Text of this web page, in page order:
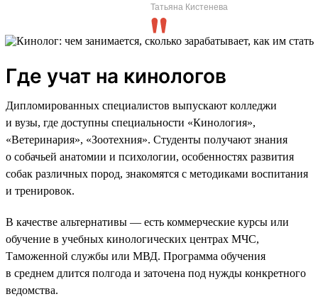
Татьяна Кистенева
Где учат на кинологов
Дипломированных специалистов выпускают колледжи
и вузы, где доступны специальности «Кинология»,
«Ветеринария», «Зоотехния». Студенты получают знания
о собачьей анатомии и психологии, особенностях развития
собак различных пород, знакомятся с методиками воспитания
и тренировок.
В качестве альтернативы — есть коммерческие курсы или
обучение в учебных кинологических центрах МЧС,
Таможенной службы или МВД. Программа обучения
в среднем длится полгода и заточена под нужды конкретного
ведомства.